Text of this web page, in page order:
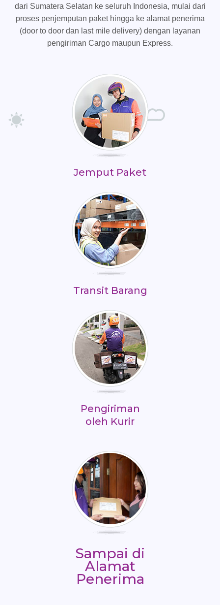
dari Sumatera Selatan ke seluruh Indonesia, mulai dari
proses penjemputan paket hingga ke alamat penerima
(door to door dan last mile delivery) dengan layanan
pengiriman Cargo maupun Express.
Jemput Paket
Transit Barang
Pengiriman
oleh Kurir
Sampai di
Alamat
Penerima